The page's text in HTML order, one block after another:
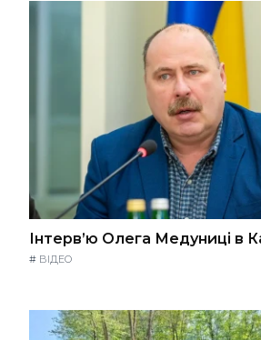
Інтерв’ю Олега Медуниці в
# ВІДЕО